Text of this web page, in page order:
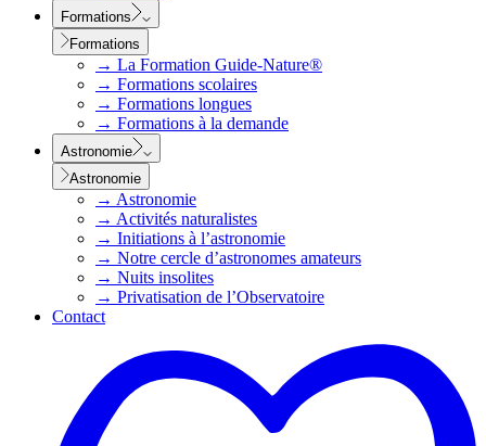
Formations
Formations
→ La Formation Guide-Nature®
→ Formations scolaires
→ Formations longues
→ Formations à la demande
Astronomie
Astronomie
→ Astronomie
→ Activités naturalistes
→ Initiations à l’astronomie
→ Notre cercle d’astronomes amateurs
→ Nuits insolites
→ Privatisation de l’Observatoire
Contact